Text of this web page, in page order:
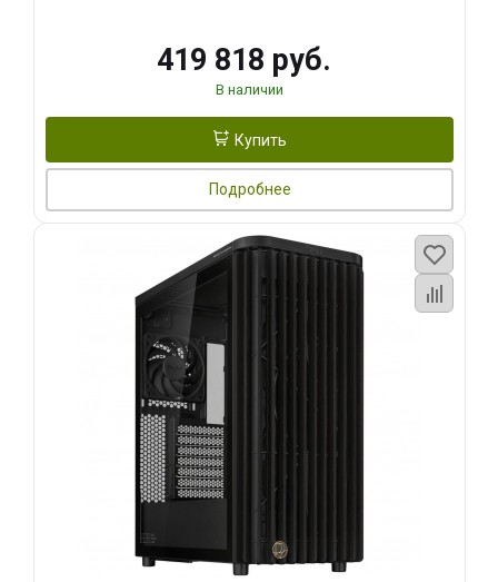
419 818 руб.
В наличии
Купить
Подробнее